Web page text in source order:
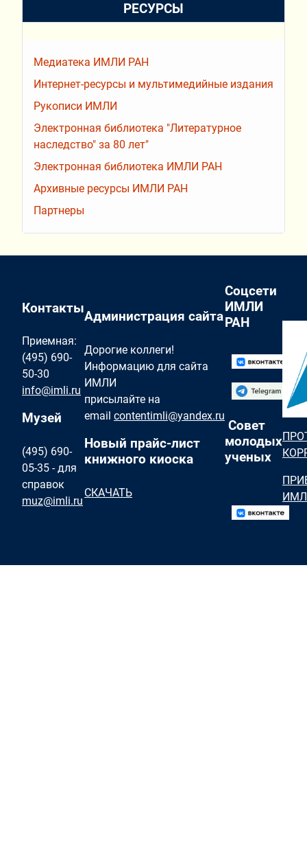
РЕСУРСЫ
Медиатека ИМЛИ РАН
Интернет-ресурсы и мультимедийные издания
Рукописи ИМЛИ
Электронная библиотека "Литературное
наследство" за 80 лет"
Электронная библиотека ИМЛИ РАН
Архивные ресурсы ИМЛИ РАН
Партнеры
Контакты
Приемная:
(495) 690-
50-30
info@imli.ru
Музей
(495) 690-
05-35 - для
справок
muz@imli.ru
Администрация сайта
Дорогие коллеги!
Информацию для сайта
ИМЛИ
присылайте на
email contentimli@yandex.ru
Новый прайс-лист
книжного киоска
СКАЧАТЬ
Соцсети
ИМЛИ
РАН
Совет
молодых
ученых